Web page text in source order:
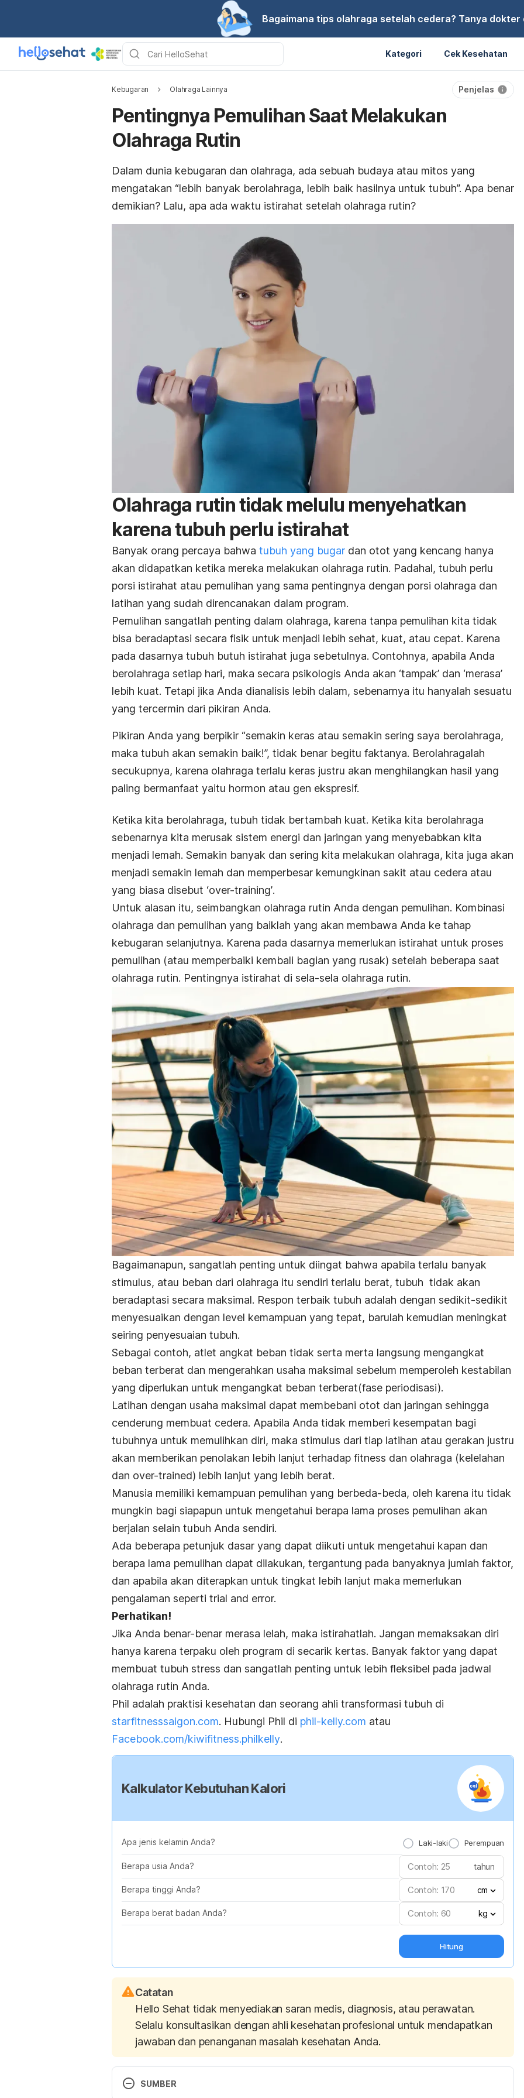
Bagaimana tips olahraga setelah cedera? Tanya dokter
Kategori Cek Kesehatan
Kebugaran Olahraga Lainnya Penjelas
Pentingnya Pemulihan Saat Melakukan
Olahraga Rutin
Dalam dunia kebugaran dan olahraga, ada sebuah budaya atau mitos yang
mengatakan “lebih banyak berolahraga, lebih baik hasilnya untuk tubuh”. Apa benar
demikian? Lalu, apa ada waktu istirahat setelah olahraga rutin?
Olahraga rutin tidak melulu menyehatkan
karena tubuh perlu istirahat
Banyak orang percaya bahwa tubuh yang bugar dan otot yang kencang hanya
akan didapatkan ketika mereka melakukan olahraga rutin. Padahal, tubuh perlu
porsi istirahat atau pemulihan yang sama pentingnya dengan porsi olahraga dan
latihan yang sudah direncanakan dalam program.
Pemulihan sangatlah penting dalam olahraga, karena tanpa pemulihan kita tidak
bisa beradaptasi secara fisik untuk menjadi lebih sehat, kuat, atau cepat. Karena
pada dasarnya tubuh butuh istirahat juga sebetulnya. Contohnya, apabila Anda
berolahraga setiap hari, maka secara psikologis Anda akan ‘tampak’ dan ‘merasa’
lebih kuat. Tetapi jika Anda dianalisis lebih dalam, sebenarnya itu hanyalah sesuatu
yang tercermin dari pikiran Anda.
Pikiran Anda yang berpikir “semakin keras atau semakin sering saya berolahraga,
maka tubuh akan semakin baik!”, tidak benar begitu faktanya. Berolahragalah
secukupnya, karena olahraga terlalu keras justru akan menghilangkan hasil yang
paling bermanfaat yaitu hormon atau gen ekspresif.
Ketika kita berolahraga, tubuh tidak bertambah kuat. Ketika kita berolahraga
sebenarnya kita merusak sistem energi dan jaringan yang menyebabkan kita
menjadi lemah. Semakin banyak dan sering kita melakukan olahraga, kita juga akan
menjadi semakin lemah dan memperbesar kemungkinan sakit atau cedera atau
yang biasa disebut ‘over-training’.
Untuk alasan itu, seimbangkan olahraga rutin Anda dengan pemulihan. Kombinasi
olahraga dan pemulihan yang baiklah yang akan membawa Anda ke tahap
kebugaran selanjutnya. Karena pada dasarnya memerlukan istirahat untuk proses
pemulihan (atau memperbaiki kembali bagian yang rusak) setelah beberapa saat
olahraga rutin. Pentingnya istirahat di sela-sela olahraga rutin.
Bagaimanapun, sangatlah penting untuk diingat bahwa apabila terlalu banyak
stimulus, atau beban dari olahraga itu sendiri terlalu berat, tubuh tidak akan
beradaptasi secara maksimal. Respon terbaik tubuh adalah dengan sedikit-sedikit
menyesuaikan dengan level kemampuan yang tepat, barulah kemudian meningkat
seiring penyesuaian tubuh.
Sebagai contoh, atlet angkat beban tidak serta merta langsung mengangkat
beban terberat dan mengerahkan usaha maksimal sebelum memperoleh kestabilan
yang diperlukan untuk mengangkat beban terberat(fase periodisasi).
Latihan dengan usaha maksimal dapat membebani otot dan jaringan sehingga
cenderung membuat cedera. Apabila Anda tidak memberi kesempatan bagi
tubuhnya untuk memulihkan diri, maka stimulus dari tiap latihan atau gerakan justru
akan memberikan penolakan lebih lanjut terhadap fitness dan olahraga (kelelahan
dan over-trained) lebih lanjut yang lebih berat.
Manusia memiliki kemampuan pemulihan yang berbeda-beda, oleh karena itu tidak
mungkin bagi siapapun untuk mengetahui berapa lama proses pemulihan akan
berjalan selain tubuh Anda sendiri.
Ada beberapa petunjuk dasar yang dapat diikuti untuk mengetahui kapan dan
berapa lama pemulihan dapat dilakukan, tergantung pada banyaknya jumlah faktor,
dan apabila akan diterapkan untuk tingkat lebih lanjut maka memerlukan
pengalaman seperti trial and error.
Perhatikan!
Jika Anda benar-benar merasa lelah, maka istirahatlah. Jangan memaksakan diri
hanya karena terpaku oleh program di secarik kertas. Banyak faktor yang dapat
membuat tubuh stress dan sangatlah penting untuk lebih fleksibel pada jadwal
olahraga rutin Anda.
Phil adalah praktisi kesehatan dan seorang ahli transformasi tubuh di
starfitnesssaigon.com. Hubungi Phil di phil-kelly.com atau
Facebook.com/kiwifitness.philkelly.
Kalkulator Kebutuhan Kalori
Apa jenis kelamin Anda? Laki-laki Perempuan
Berapa usia Anda? tahun
Berapa tinggi Anda? cm
Berapa berat badan Anda? kg
Hitung
Catatan
Hello Sehat tidak menyediakan saran medis, diagnosis, atau perawatan.
Selalu konsultasikan dengan ahli kesehatan profesional untuk mendapatkan
jawaban dan penanganan masalah kesehatan Anda.
SUMBER